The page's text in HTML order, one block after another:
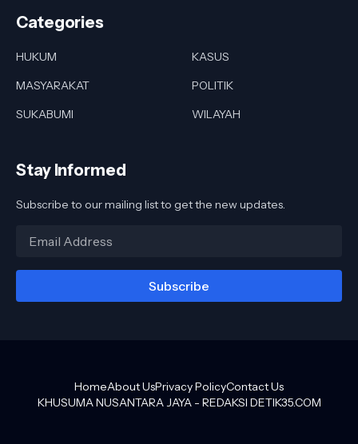
Categories
HUKUM
KASUS
MASYARAKAT
POLITIK
SUKABUMI
WILAYAH
Stay Informed
Subscribe to our mailing list to get the new updates.
KHUSUMA NUSANTARA JAYA - REDAKSI DETIK35.COM
HomeAbout UsPrivacy PolicyContact Us